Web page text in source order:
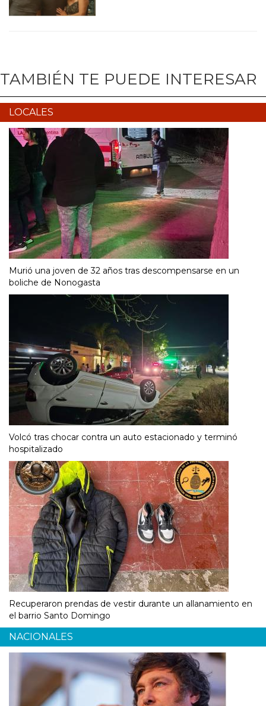
TAMBIÉN TE PUEDE INTERESAR
LOCALES
Murió una joven de 32 años tras descompensarse en un
boliche de Nonogasta
Volcó tras chocar contra un auto estacionado y terminó
hospitalizado
Recuperaron prendas de vestir durante un allanamiento en
el barrio Santo Domingo
NACIONALES